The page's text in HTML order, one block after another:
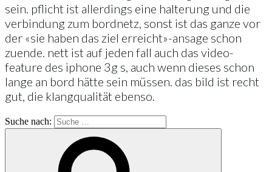
sein. pflicht ist allerdings eine halterung und die
verbindung zum bordnetz, sonst ist das ganze vor
der «sie haben das ziel erreicht»-ansage schon
zuende. nett ist auf jeden fall auch das video-
feature des iphone 3g s, auch wenn dieses schon
lange an bord hätte sein müssen. das bild ist recht
gut, die klangqualität ebenso.
Suche nach: